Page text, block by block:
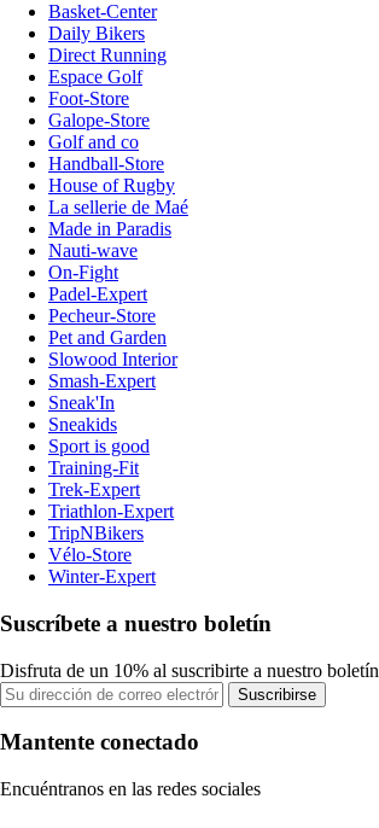
Basket-Center
Daily Bikers
Direct Running
Espace Golf
Foot-Store
Galope-Store
Golf and co
Handball-Store
House of Rugby
La sellerie de Maé
Made in Paradis
Nauti-wave
On-Fight
Padel-Expert
Pecheur-Store
Pet and Garden
Slowood Interior
Smash-Expert
Sneak'In
Sneakids
Sport is good
Training-Fit
Trek-Expert
Triathlon-Expert
TripNBikers
Vélo-Store
Winter-Expert
Suscríbete a nuestro boletín
Disfruta de un 10% al suscribirte a nuestro boletín
Suscribirse
Mantente conectado
Encuéntranos en las redes sociales